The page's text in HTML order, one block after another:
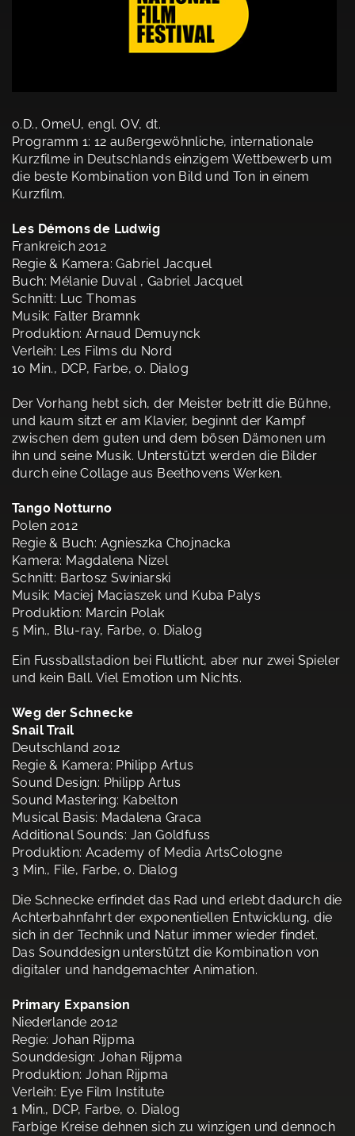
o.D., OmeU, engl. OV, dt.
Programm 1: 12 außergewöhnliche, internationale
Kurzfilme in Deutschlands einzigem Wettbewerb um
die beste Kombination von Bild und Ton in einem
Kurzfilm.
Les Démons de Ludwig
Frankreich 2012
Regie & Kamera: Gabriel Jacquel
Buch: Mélanie Duval , Gabriel Jacquel
Schnitt: Luc Thomas
Musik: Falter Bramnk
Produktion: Arnaud Demuynck
Verleih: Les Films du Nord
10 Min., DCP, Farbe, o. Dialog
Der Vorhang hebt sich, der Meister betritt die Bühne,
und kaum sitzt er am Klavier, beginnt der Kampf
zwischen dem guten und dem bösen Dämonen um
ihn und seine Musik. Unterstützt werden die Bilder
durch eine Collage aus Beethovens Werken.
Tango Notturno
Polen 2012
Regie & Buch: Agnieszka Chojnacka
Kamera: Magdalena Nizel
Schnitt: Bartosz Swiniarski
Musik: Maciej Maciaszek und Kuba Palys
Produktion: Marcin Polak
5 Min., Blu-ray, Farbe, o. Dialog
Ein Fussballstadion bei Flutlicht, aber nur zwei Spieler
und kein Ball. Viel Emotion um Nichts.
Weg der Schnecke
Snail Trail
Deutschland 2012
Regie & Kamera: Philipp Artus
Sound Design: Philipp Artus
Sound Mastering: Kabelton
Musical Basis: Madalena Graca
Additional Sounds: Jan Goldfuss
Produktion: Academy of Media ArtsCologne
3 Min., File, Farbe, o. Dialog
Die Schnecke erfindet das Rad und erlebt dadurch die
Achterbahnfahrt der exponentiellen Entwicklung, die
sich in der Technik und Natur immer wieder findet.
Das Sounddesign unterstützt die Kombination von
digitaler und handgemachter Animation.
Primary Expansion
Niederlande 2012
Regie: Johan Rijpma
Sounddesign: Johan Rijpma
Produktion: Johan Rijpma
Verleih: Eye Film Institute
1 Min., DCP, Farbe, o. Dialog
Farbige Kreise dehnen sich zu winzigen und dennoch